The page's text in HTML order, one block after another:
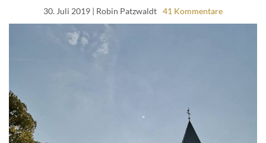
30. Juli 2019 | Robin Patzwaldt 41 Kommentare